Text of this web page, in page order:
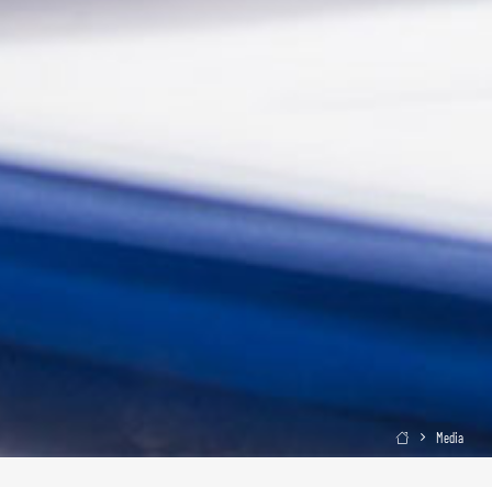
 Media